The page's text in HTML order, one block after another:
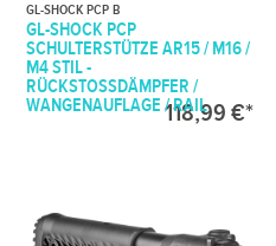
GL-SHOCK PCP B
GL-SHOCK PCP
SCHULTERSTÜTZE AR15 / M16 /
M4 STIL -
RÜCKSTOSSDÄMPFER / W
ANGENAUFLAGE / RAIL118,99 €*